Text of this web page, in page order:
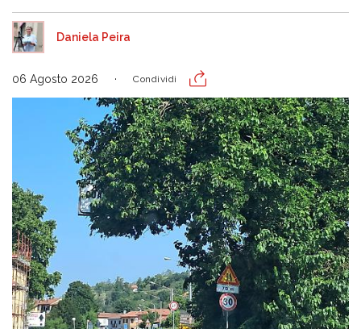
Daniela Peira
06 Agosto 2026 Condividi